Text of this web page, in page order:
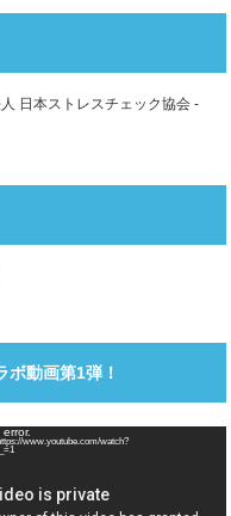
日本ストレスチェック協会 -
ボ動画第1弾！
www.youtube.com/watch?